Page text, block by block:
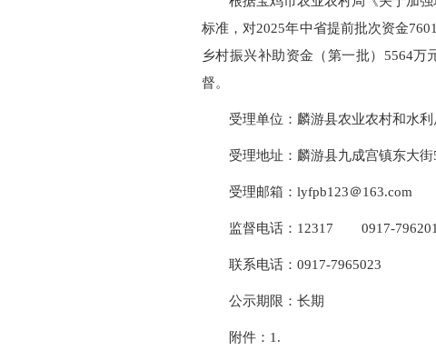
标准，对2025年中省提前批次资金
乡村振兴补助资金（第一批）5564
督。
受理单位：麟游县农业农村和水利
受理地址：麟游县九成宫镇东大街
受理邮箱：lyfpb123＠163.com
监督电话：12317 0917-
联系电话：0917-7965023
公示期限：长期
附件：1.